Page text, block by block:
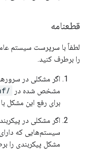
قطعنامه
را برطرف کنید.
مشخص شده در
/etc/resolv.conf
برای رفع این مشکل
اگر مشکلی در
سیستم‌هایی که
مشکل پیکربندی را